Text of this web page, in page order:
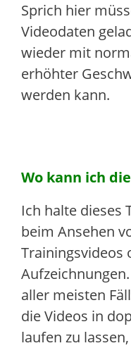
Sprich hier
Videodaten
wieder mit
erhöhter
werden kann.
Wo kann ich
Ich halte dieses
beim Ansehen
Trainingsvideos
aller meisten
die Videos in
laufen zu